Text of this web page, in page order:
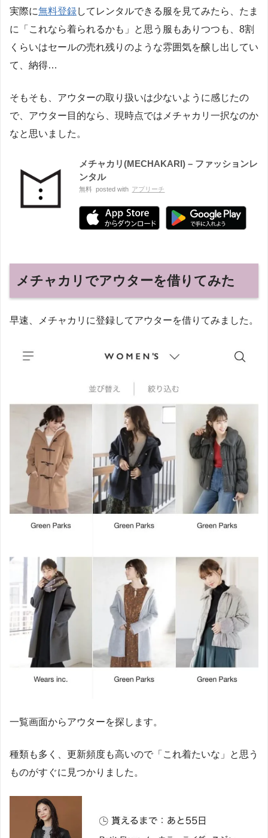
実際に無料登録してレンタルできる服を見てみたら、たま
に「これなら着られるかも」と思う服もありつつも、8割
くらいはセールの売れ残りのような雰囲気を醸し出してい
て、納得…
そもそも、アウターの取り扱いは少ないように感じたの
で、アウター目的なら、現時点ではメチャカリ一択なのか
なと思いました。
メチャカリ(MECHAKARI) – ファッションレ
ンタル
無料 posted with アプリーチ
メチャカリでアウターを借りてみた
早速、メチャカリに登録してアウターを借りてみました。
一覧画面からアウターを探します。
種類も多く、更新頻度も高いので「これ着たいな」と思う
ものがすぐに見つかりました。